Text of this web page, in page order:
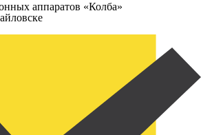
аппаратов «Колба»